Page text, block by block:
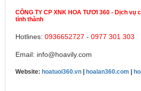
CÔNG TY CP XNK HOA TƯƠI 360 - Dịch vụ
tỉnh thành
Hotlines: 0936652727 - 0977 301 303
Email: info@hoavily.com
Website: hoatuoi360.vn | hoalan360.com |